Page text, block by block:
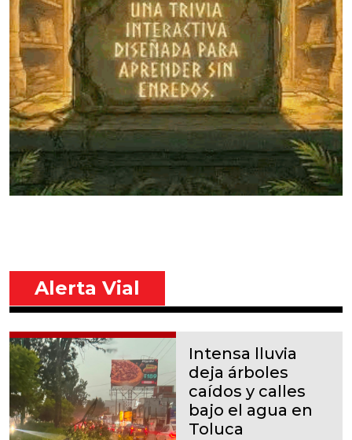
Alerta Vial
Intensa lluvia
deja árboles
caídos y calles
bajo el agua en
Toluca